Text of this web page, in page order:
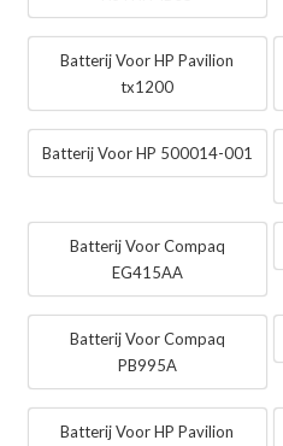
Batterij Voor HP Pavilion
tx1200
Batterij Voor HP 500014-001
Batterij Voor Compaq
EG415AA
Batterij Voor Compaq
PB995A
Batterij Voor HP Pavilion